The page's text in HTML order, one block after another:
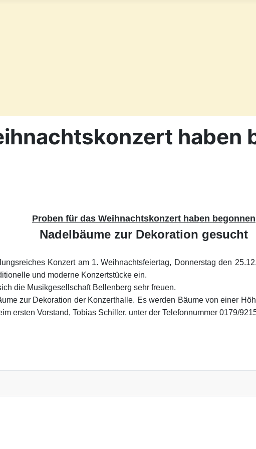
haben
Proben für das Weihnachtskonzert haben begonnen
Nadelbäume zur Dekoration gesucht
Konzert am 1. Weihnachtsfeiertag, Donnerstag den
und moderne Konzertstücke ein.
die Musikgesellschaft Bellenberg sehr freuen.
zur Dekoration der Konzerthalle. Es werden Bäume von einer
ersten Vorstand, Tobias Schiller, unter der Telefonnummer 0179/
Bellenberg